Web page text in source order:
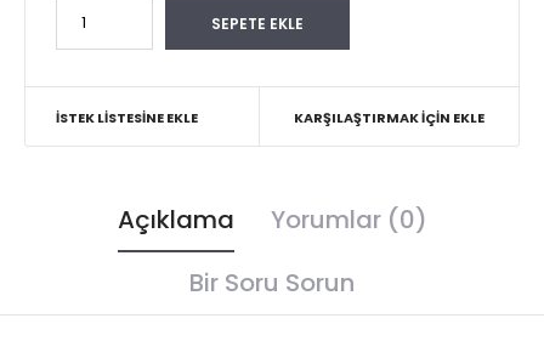
İSTEK LISTESINE EKLE KARŞILAŞTIRMAK İÇIN EKLE
Açıklama
Yorumlar (0)
Bir Soru Sorun